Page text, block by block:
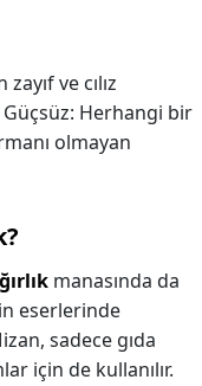
ve cılız
Güçsüz: Herhangi bir
olmayan
manasında da
eserlerinde
sadece gıda
için de kullanılır.